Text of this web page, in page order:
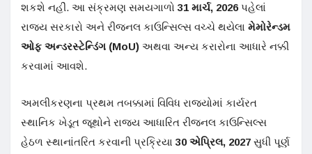
શકશે નહીં. આ સંક્રમણ સમયગાળો 31 માર્ચ, 2026પહેલાં
રાજ્ય સરકારો અને રીજનલ કાઉન્સિલ્સ વચ્ચે થયેલા મેમોરેન્ડમ
ઓફ અન્ડરસ્ટેન્ડિંગ (MoU) અથવા અન્ય કરારોના આધારે નક્કી
કરવામાં આવશે.
અમલીકરણના પ્રથમ તબક્કામાં વિવિધ રાજ્યોમાં કાર્યરત
સ્થાનિક ખેડૂત જૂથોને રાજ્ય આધારિત રીજનલ કાઉન્સિલ્સ
હેઠળ સ્થાનાંતરિત કરવાની પ્રક્રિયા 30 એપ્રિલ, 2027 સુધી પૂર્ણ